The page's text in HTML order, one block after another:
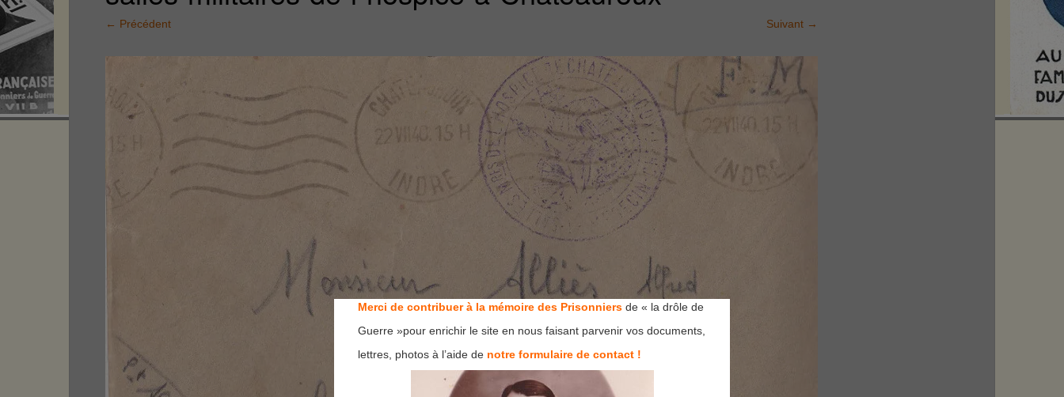
← Précédent Suivant →
Merci de contribuer à la mémoire des Prisonniers de « la drôle de
Guerre »pour enrichir le site en nous faisant parvenir vos documents,
lettres, photos à l’aide de notre formulaire de contact !